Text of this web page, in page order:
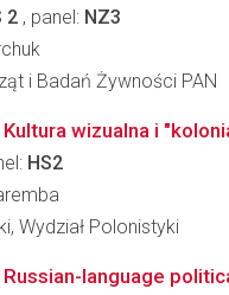
2 , panel: NZ3
i Badań Żywności PAN
wizualna i
HS2
Wydział Polonistyki
language